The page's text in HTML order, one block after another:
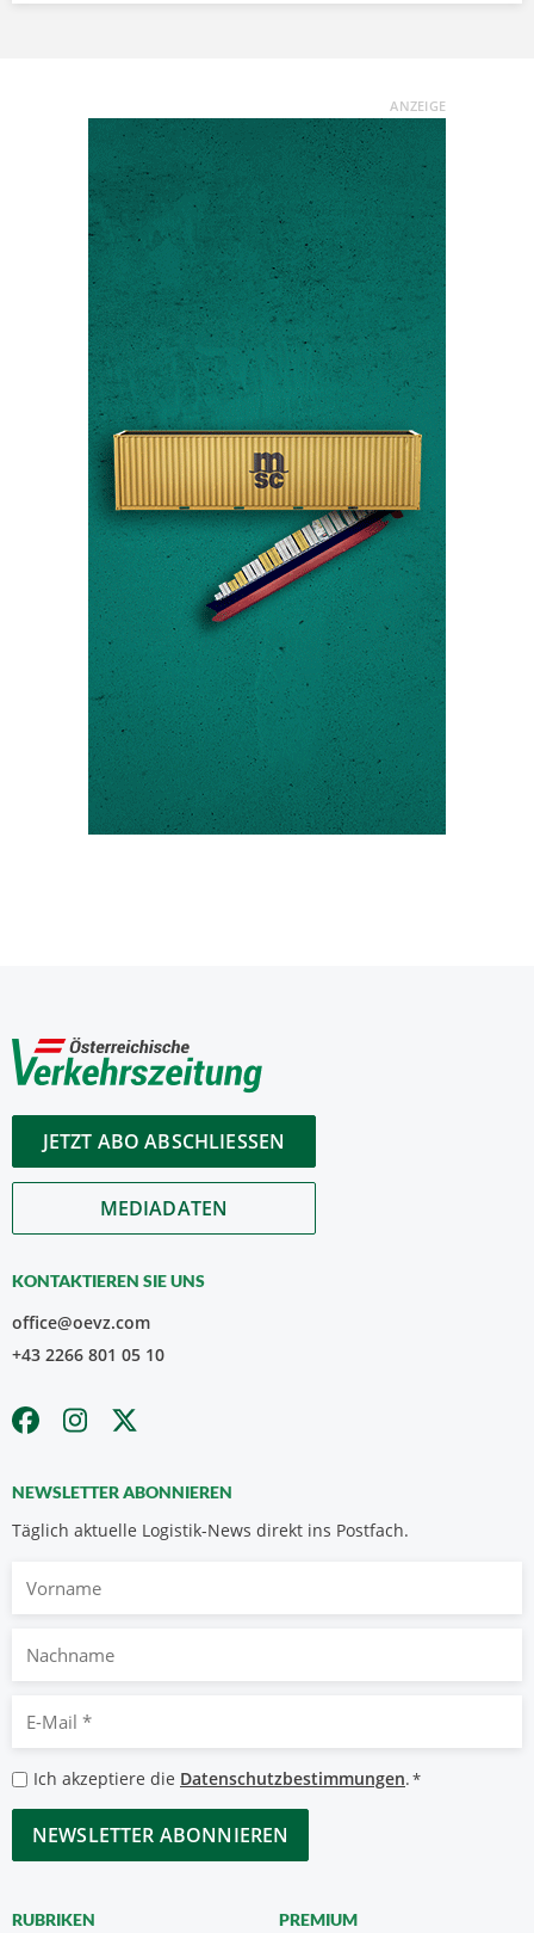
ANZEIGE
JETZT ABO ABSCHLIESSEN
MEDIADATEN
KONTAKTIEREN SIE UNS
office@oevz.com
+43 2266 801 05 10
NEWSLETTER ABONNIEREN
Täglich aktuelle Logistik-News direkt ins Postfach.
Vorname
Nachname
Mail
*
Datenschutzbestimmungen
*
Ich akzeptiere die Datenschutzbestimmungen.*
CAPTCHA
RUBRIKEN PREMIUM